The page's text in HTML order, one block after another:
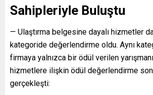
Sahipleriyle Buluştu
— Ulaştırma belgesine dayalı hizmetler
kategoride değerlendirme oldu. Aynı
firmaya yalnızca bir ödül verilen
hizmetlere ilişkin ödül değerlendirme
gerçekleşti: